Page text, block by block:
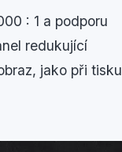
: 1 a podporu
redukující
jako při tisku